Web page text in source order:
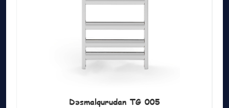
Dəsmalqurudan TG 005